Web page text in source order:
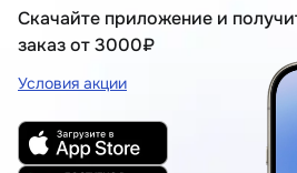
Скачайте приложение и
заказ от 3000₽
Условия акции